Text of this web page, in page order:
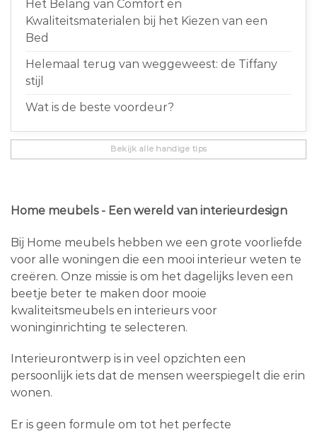
Het Belang van Comfort en
Kwaliteitsmaterialen bij het Kiezen van een
Bed
Helemaal terug van weggeweest: de Tiffany
stijl
Wat is de beste voordeur?
Bekijk alle handige tips
Home meubels - Een wereld van interieurdesign
Bij Home meubels hebben we een grote voorliefde
voor alle woningen die een mooi interieur weten te
creëren. Onze missie is om het dagelijks leven een
beetje beter te maken door mooie
kwaliteitsmeubels en interieurs voor
woninginrichting te selecteren.
Interieurontwerp is in veel opzichten een
persoonlijk iets dat de mensen weerspiegelt die erin
wonen.
Er is geen formule om tot het perfecte